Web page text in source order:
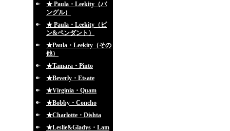
★ Paula・Leekity（バ
ングル）
★ Paula・Leekity（ピ
ン&ペンダント）
★Paula・Leekity（その
他）
★Tamara・Pinto
★Beverly・Etsate
★Virginia・Quam
★Bobby・Concho
★Charlotte・Dishta
★Leslie&Gladys・Lam